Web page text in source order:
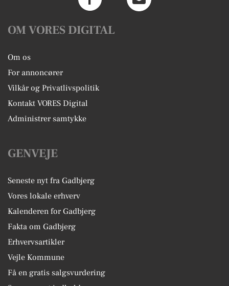
OM VORES DIGITAL
Om os
For annoncører
Vilkår og Privatlivspolitik
Kontakt VORES Digital
Administrer samtykke
GENVEJE
Seneste nyt fra Gadbjerg
Vores lokale erhverv
Kalenderen for Gadbjerg
Fakta om Gadbjerg
Erhvervsartikler
Vejle Kommune
Få en gratis salgsvurdering